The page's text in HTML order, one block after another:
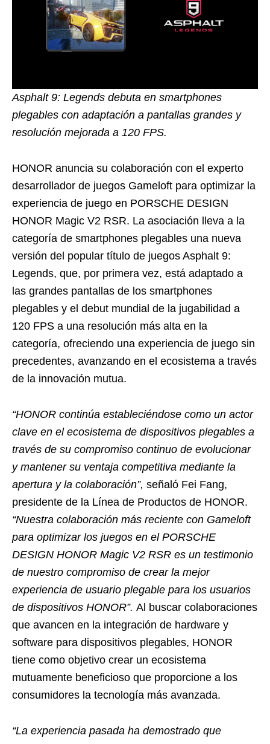
Asphalt 9: Legends debuta en smartphones
plegables con adaptación a pantallas grandes y
resolución mejorada a 120 FPS.
HONOR anuncia su colaboración con el experto
desarrollador de juegos Gameloft para optimizar la
experiencia de juego en PORSCHE DESIGN
HONOR Magic V2 RSR. La asociación lleva a la
categoría de smartphones plegables una nueva
versión del popular título de juegos Asphalt 9:
Legends, que, por primera vez, está adaptado a
las grandes pantallas de los smartphones
plegables y el debut mundial de la jugabilidad a
120 FPS a una resolución más alta en la
categoría, ofreciendo una experiencia de juego sin
precedentes, avanzando en el ecosistema a través
de la innovación mutua.
“HONOR continúa estableciéndose como un actor
clave en el ecosistema de dispositivos plegables a
través de su compromiso continuo de evolucionar
y mantener su ventaja competitiva mediante la
apertura y la colaboración”, señaló Fei Fang,
presidente de la Línea de Productos de HONOR.
“Nuestra colaboración más reciente con Gameloft
para optimizar los juegos en el PORSCHE
DESIGN HONOR Magic V2 RSR es un testimonio
de nuestro compromiso de crear la mejor
experiencia de usuario plegable para los usuarios
de dispositivos HONOR”. Al buscar colaboraciones
que avancen en la integración de hardware y
software para dispositivos plegables, HONOR
tiene como objetivo crear un ecosistema
mutuamente beneficioso que proporcione a los
consumidores la tecnología más avanzada.
“La experiencia pasada ha demostrado que